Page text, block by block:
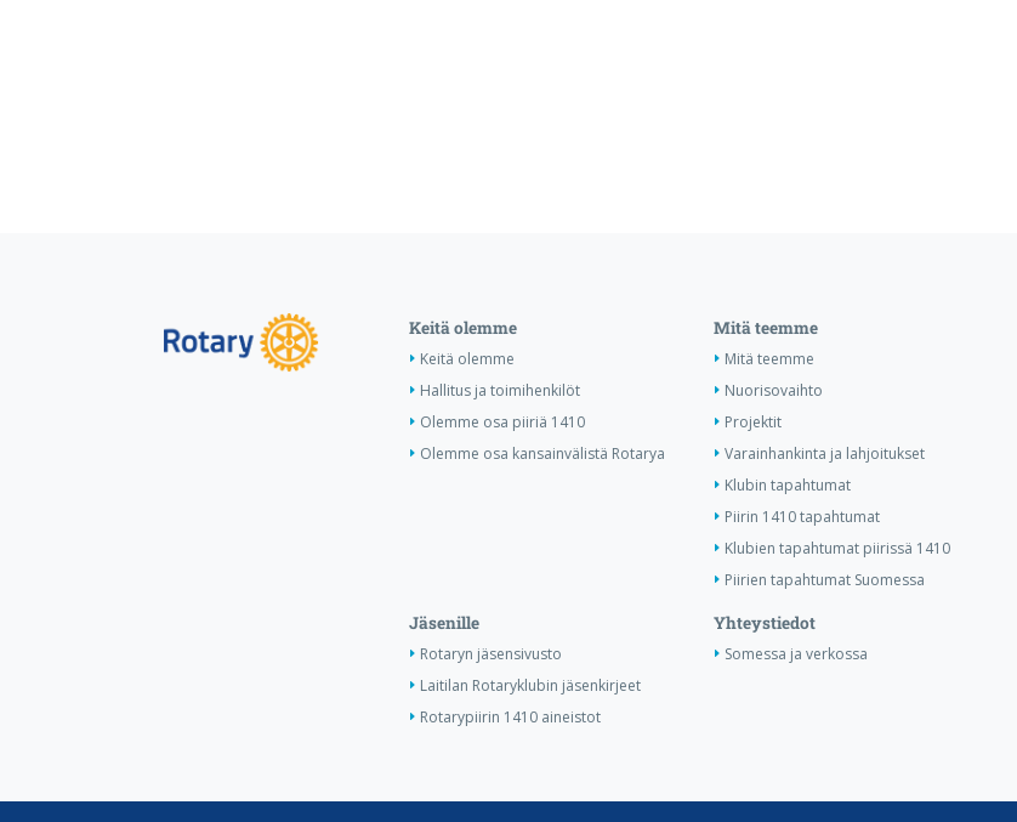
Keitä olemme
Keitä olemme
Hallitus ja toimihenkilöt
Olemme osa piiriä 1410
Olemme osa kansainvälistä Rotarya
Mitä teemme
Mitä teemme
Nuorisovaihto
Projektit
Varainhankinta ja lahjoitukset
Klubin tapahtumat
Piirin 1410 tapahtumat
Klubien tapahtumat piirissä 1410
Piirien tapahtumat Suomessa
Jäsenille
Rotaryn jäsensivusto
Laitilan Rotaryklubin jäsenkirjeet
Rotarypiirin 1410 aineistot
Yhteystiedot
Somessa ja verkossa